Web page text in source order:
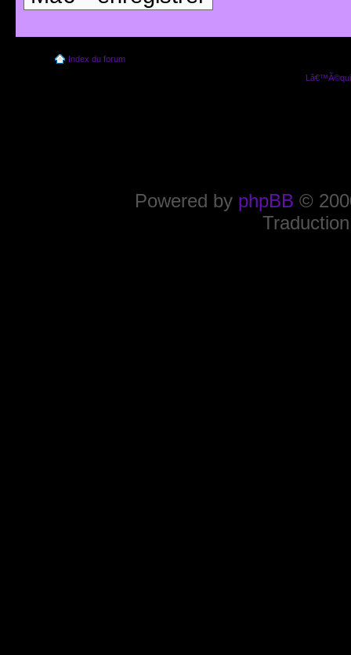
Index du forum
Powered by phpBB ©